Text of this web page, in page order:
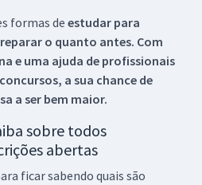
formas de estudar para
o quanto antes. Com
e uma ajuda de profissionais
concursos, a sua chance de
a ser bem maior.
sobre todos
abertas
ficar sabendo quais são